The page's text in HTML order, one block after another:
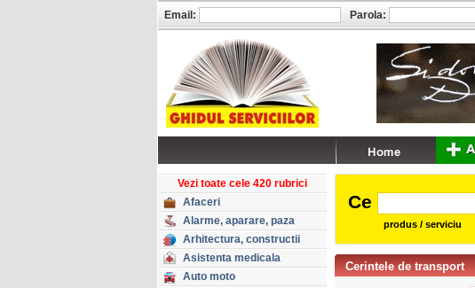
Vezi toate cele 420 rubrici
Afaceri
Alarme, aparare, paza
Arhitectura, constructii
Asistenta medicala
Auto moto
Ce
produs / serviciu
Cerintele de transport
Email: Parola: